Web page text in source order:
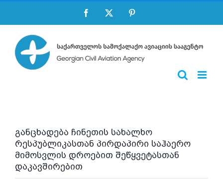
Facebook
განცხადება ჩინეთის სახალხო
რესპუბლიკასთან პირდაპირი საჰაერო
მიმოსვლის დროებით შეწყვეტასთან
დაკავშირებით